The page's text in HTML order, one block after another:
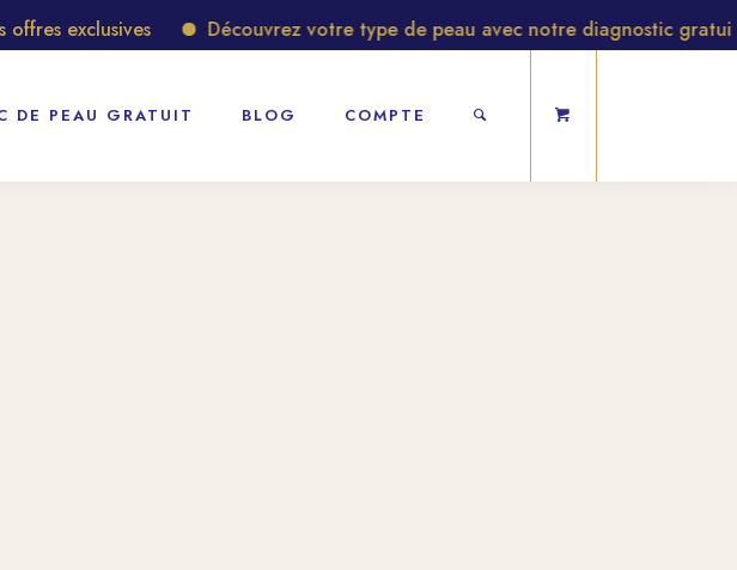
exclusives Découvrez votre type de peau avec notre diagnostic gratuit
DE PEAU GRATUIT BLOG COMPTE